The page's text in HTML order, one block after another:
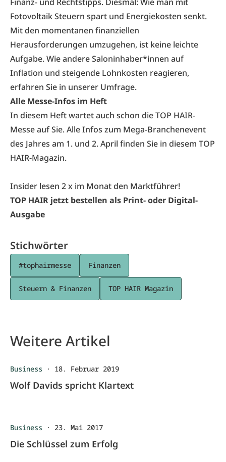
Fotovoltaik Steuern spart und Energiekosten senkt.
Mit den momentanen finanziellen
Herausforderungen umzugehen, ist keine leichte
Aufgabe. Wie andere Saloninhaber*innen auf
Inflation und steigende Lohnkosten reagieren,
erfahren Sie in unserer Umfrage.
Alle Messe-Infos im Heft
In diesem Heft wartet auch schon die TOP HAIR-
Messe auf Sie. Alle Infos zum Mega-Branchenevent
des Jahres am 1. und 2. April finden Sie in diesem TOP
HAIR-Magazin.
Insider lesen 2 x im Monat den Marktführer!
TOP HAIR jetzt bestellen als Print- oder Digital-
Ausgabe
Stichwörter
#tophairmesse Finanzen
Steuern & Finanzen TOP HAIR Magazin
Weitere Artikel
Business · 18. Februar 2019
Wolf Davids spricht Klartext
Business · 23. Mai 2017
Die Schlüssel zum Erfolg